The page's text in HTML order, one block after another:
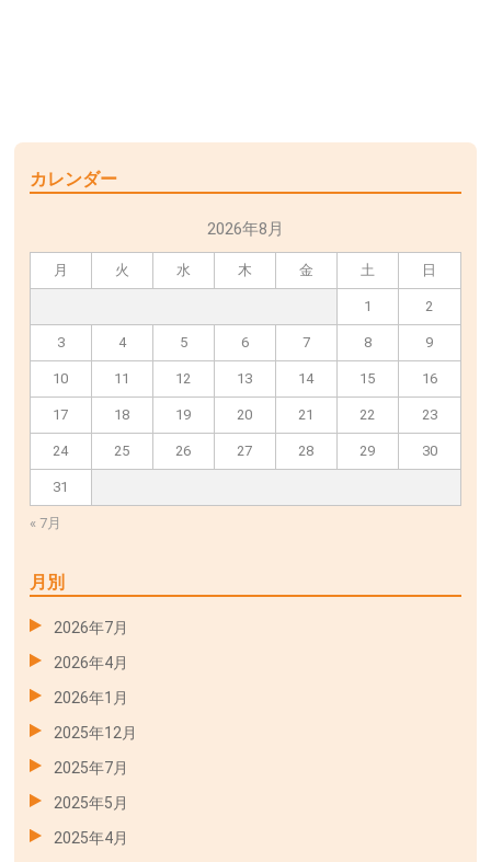
カレンダー
2026年8月
月 火 水 木 金 土 日
« 7月
1 2
3 4 5 6 7 8 9
10 11 12 13 14 15 16
17 18 19 20 21 22 23
24 25 26 27 28 29 30
31
月別
2026年7月
2026年4月
2026年1月
2025年12月
2025年7月
2025年5月
2025年4月